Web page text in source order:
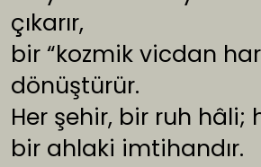
çıkarır,
bir “kozmik vicdan
dönüştürür.
Her şehir, bir ruh hâli;
bir ahlaki imtihandır.